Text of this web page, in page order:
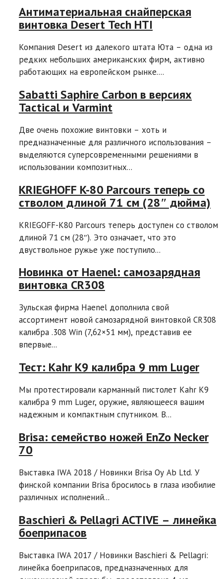
Антиматериальная снайперская
винтовка Desert Tech HTI
Компания Desert из далекого штата Юта – одна из
редких небольших американских фирм, активно
работающих на европейском рынке....
Sabatti Saphire Carbon в версиях
Tactical и Varmint
Две очень похожие винтовки – хоть и
предназначенные для различного использования –
выделяются суперсовременными решениями в
использовании композитных...
KRIEGHOFF K-80 Parcours теперь со
стволом длиной 71 см (28″ дюйма)
KRIEGOFF-K80 Parcours теперь доступен со стволом
длиной 71 см (28″). Это означает, что это
двуствольное ружье уже поступило...
Новинка от Haenel: самозарядная
винтовка CR308
Зульская фирма Haenel дополнила свой
ассортимент новой самозарядной винтовкой CR308
калибра .308 Win (7,62×51 мм), представив ее
впервые...
Тест: Kahr K9 калибра 9 mm Luger
Мы протестировали карманный пистолет Kahr K9
калибра 9 mm Luger, оружие, являющееся вашим
надежным и компактным спутником. В...
Brisa: семейство ножей EnZo Necker
70
Выставка IWA 2018 / Новинки Brisa Oy Ab Ltd. У
финской компании Brisa бросилось в глаза изобилие
различных исполнений...
Baschieri & Pellagri ACTIVE – линейка
боеприпасов
Выставка IWA 2017 / Новинки Baschieri & Pellagri:
линейка боеприпасов, предназначенных для